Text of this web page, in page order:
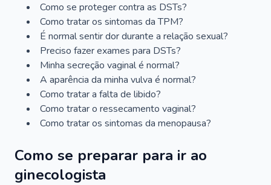
Como se proteger contra as DSTs?
Como tratar os sintomas da TPM?
É normal sentir dor durante a relação sexual?
Preciso fazer exames para DSTs?
Minha secreção vaginal é normal?
A aparência da minha vulva é normal?
Como tratar a falta de libido?
Como tratar o ressecamento vaginal?
Como tratar os sintomas da menopausa?
Como se preparar para ir ao
ginecologista